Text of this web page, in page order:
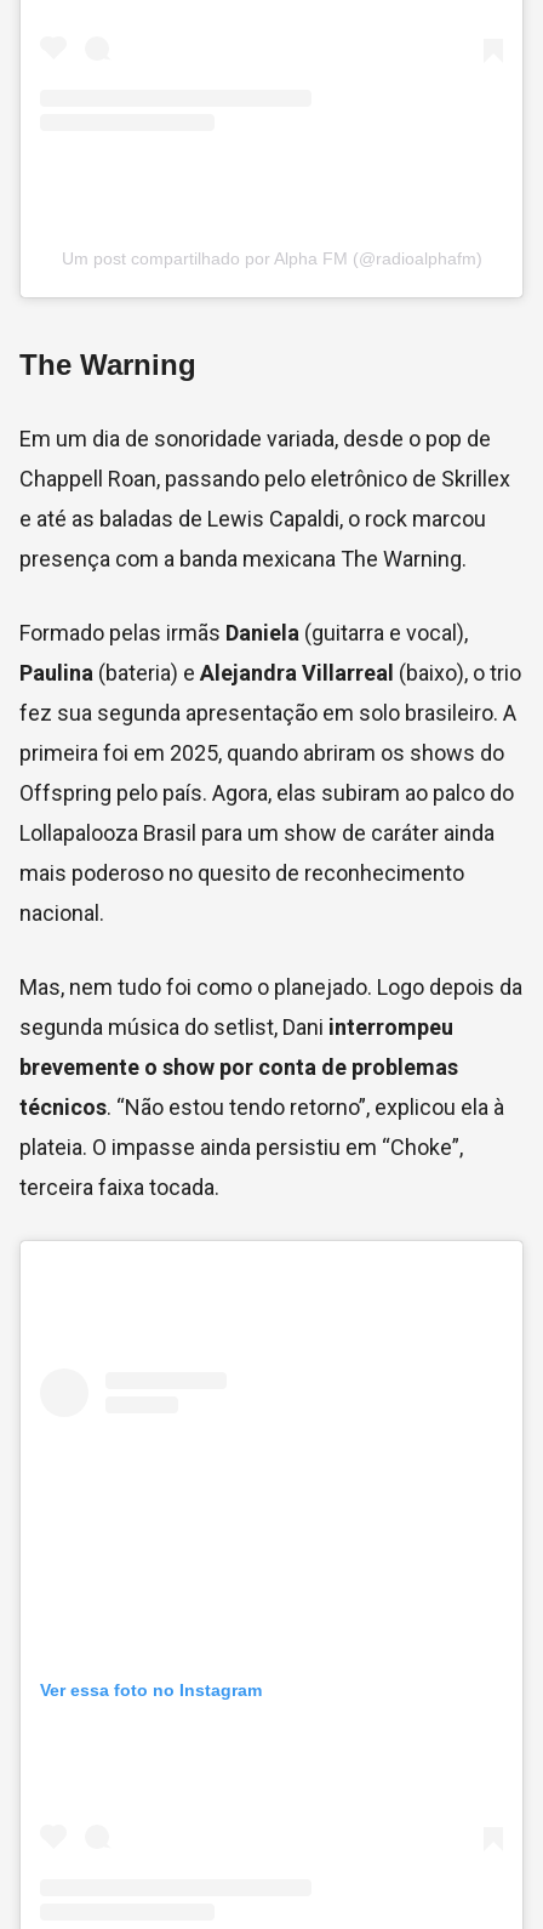
Um post compartilhado por Alpha FM (@radioalphafm)
The Warning
Em um dia de sonoridade variada, desde o pop de
Chappell Roan, passando pelo eletrônico de Skrillex
e até as baladas de Lewis Capaldi, o rock marcou
presença com a banda mexicana The Warning.
Formado pelas irmãs Daniela (guitarra e vocal),
Paulina (bateria) e Alejandra Villarreal (baixo), o trio
fez sua segunda apresentação em solo brasileiro. A
primeira foi em 2025, quando abriram os shows do
Offspring pelo país. Agora, elas subiram ao palco do
Lollapalooza Brasil para um show de caráter ainda
mais poderoso no quesito de reconhecimento
nacional.
Mas, nem tudo foi como o planejado. Logo depois da
segunda música do setlist, Dani interrompeu
brevemente o show por conta de problemas
técnicos. “Não estou tendo retorno”, explicou ela à
plateia. O impasse ainda persistiu em “Choke”,
terceira faixa tocada.
Ver essa foto no Instagram